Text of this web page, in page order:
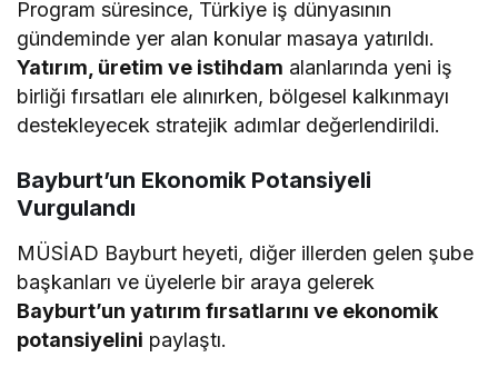
Program süresince, Türkiye iş dünyasının
gündeminde yer alan konular masaya yatırıldı.
Yatırım, üretim ve istihdam alanlarında yeni iş
birliği fırsatları ele alınırken, bölgesel kalkınmayı
destekleyecek stratejik adımlar değerlendirildi.
Bayburt’un Ekonomik Potansiyeli
Vurgulandı
MÜSİAD Bayburt heyeti, diğer illerden gelen şube
başkanları ve üyelerle bir araya gelerek
Bayburt’un yatırım fırsatlarını ve ekonomik
potansiyelini paylaştı.